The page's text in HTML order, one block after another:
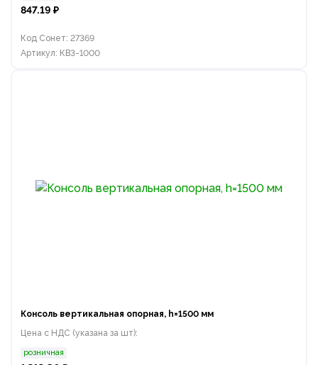
847.19 ₽
Код Сонет: 27369
Артикул: КВ3-1000
Консоль вертикальная опорная, h=1500 мм
Цена с НДС (указана за шт):
розничная